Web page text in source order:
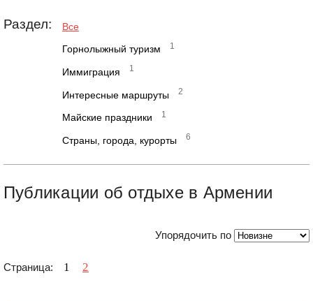
Раздел: Все
Горнолыжный туризм 1
Иммиграция 1
Интересные маршруты 2
Майские праздники 1
Страны, города, курорты 6
Публикации об отдыхе в Армении
Упорядочить по
Страница: 1 2